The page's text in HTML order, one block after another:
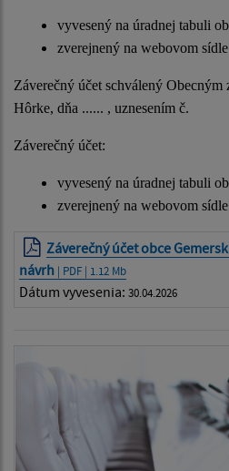
vyvesený na úradnej tabuli
zverejnený na webovom
Záverečný účet schválený
Hôrke, dňa ...... , uznesením č.
Záverečný účet:
vyvesený na úradnej tabuli
zverejnený na webovom
Záverečný účet obce
návrh | PDF | 1.12 Mb
Dátum vyvesenia: 30.04.2026